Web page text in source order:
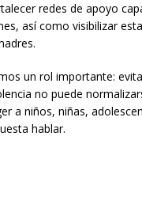
redes de apoyo
así como visibilizar
un rol importante:
no puede
a niños, niñas,
hablar.